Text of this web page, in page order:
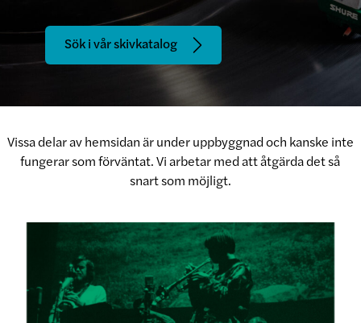
Sök i vår skivkatalog
Vissa delar av hemsidan är under uppbyggnad och kanske inte
fungerar som förväntat. Vi arbetar med att åtgärda det så
snart som möjligt.